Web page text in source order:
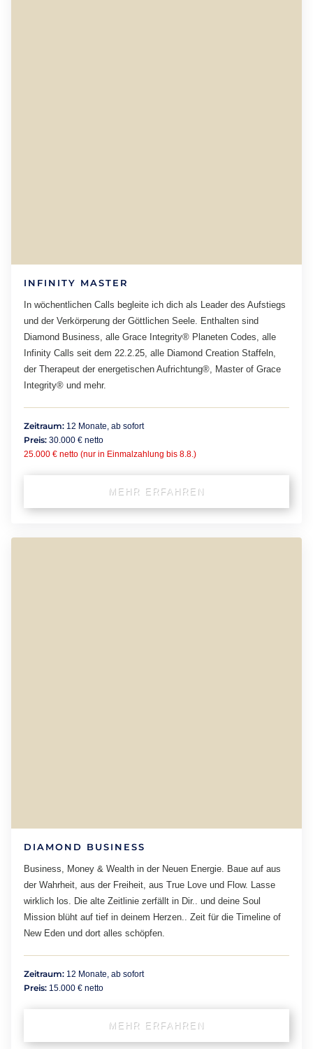
INFINITY MASTER
In wöchentlichen Calls begleite ich dich als Leader des Aufstiegs
und der Verkörperung der Göttlichen Seele. Enthalten sind
Diamond Business, alle Grace Integrity® Planeten Codes, alle
Infinity Calls seit dem 22.2.25, alle Diamond Creation Staffeln,
der Therapeut der energetischen Aufrichtung®, Master of Grace
Integrity® und mehr.
Zeitraum: 12 Monate, ab sofort
Preis: 30.000 € netto
25.000 € netto (nur in Einmalzahlung bis 8.8.)
MEHR ERFAHREN
DIAMOND BUSINESS
Business, Money & Wealth in der Neuen Energie. Baue auf aus
der Wahrheit, aus der Freiheit, aus True Love und Flow. Lasse
wirklich los. Die alte Zeitlinie zerfällt in Dir.. und deine Soul
Mission blüht auf tief in deinem Herzen.. Zeit für die Timeline of
New Eden und dort alles schöpfen.
Zeitraum: 12 Monate, ab sofort
Preis: 15.000 € netto
MEHR ERFAHREN